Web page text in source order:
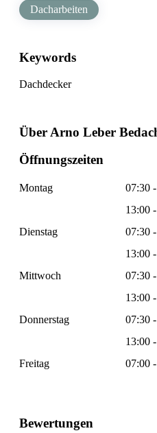
Dacharbeiten
Keywords
Dachdecker
Über Arno Leber
Öffnungszeiten
Montag
07:30
13:00
Dienstag
07:30
13:00
Mittwoch
07:30
13:00
Donnerstag
07:30
13:00
Freitag
07:00
Bewertungen